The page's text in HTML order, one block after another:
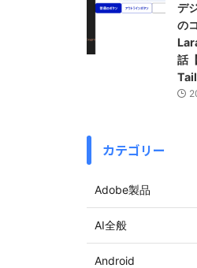
デ
の
話
カテゴリー
Adobe製品
AI全般
Android